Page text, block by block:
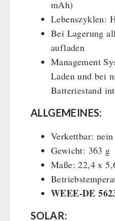
mAh)
Lebenszyklen:
Bei Lagerung
aufladen
Management
Laden und bei
Batteriestand
ALLGEMEINES:
Verkettbar: nein
Gewicht: 363 g
Maße: 22,4 x
WEEE-DE
SOLAR: